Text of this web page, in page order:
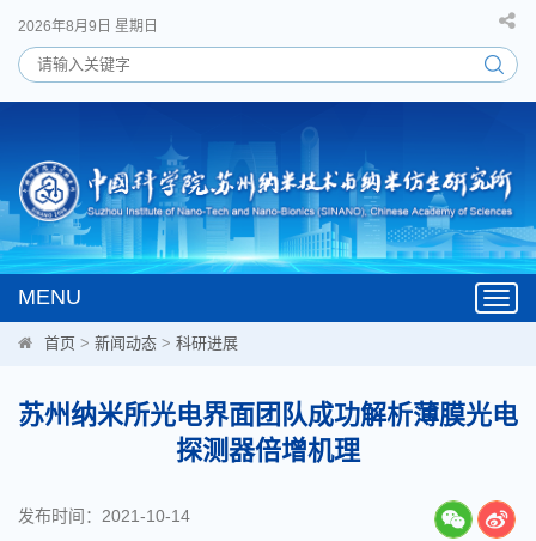
2026年8月9日 星期日
MENU
首页 > 新闻动态 > 科研进展
苏州纳米所光电界面团队成功解析薄膜光电
探测器倍增机理
发布时间：2021-10-14